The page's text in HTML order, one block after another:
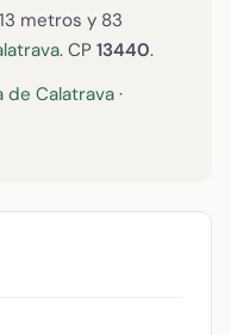
metros y 83
. CP 13440.
de Calatrava·